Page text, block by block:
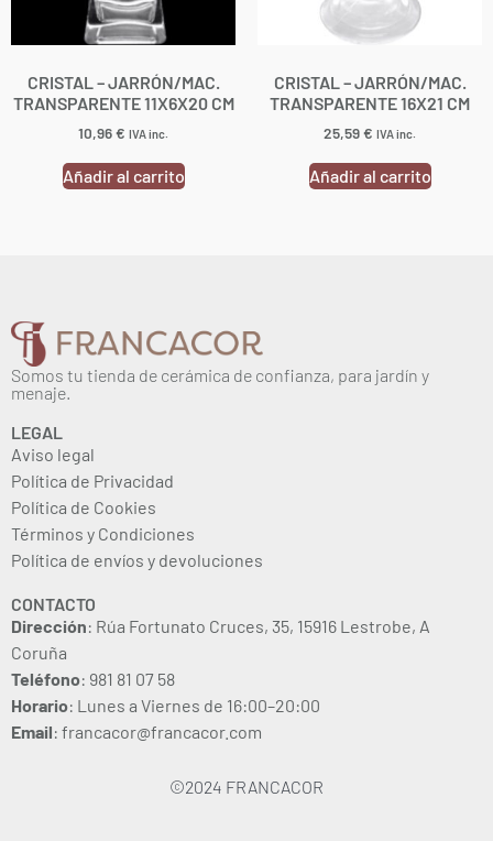
CRISTAL – JARRÓN/MAC.
TRANSPARENTE 11X6X20 CM
10,96€ IVA inc.
Añadir al carrito
CRISTAL – JARRÓN/MAC.
TRANSPARENTE 16X21 CM
25,59€ IVA inc.
Añadir al carrito
Somos tu tienda de cerámica de confianza, para jardín y
menaje.
LEGAL
Aviso legal
Política de Privacidad
Política de Cookies
Términos y Condiciones
Política de envíos y devoluciones
CONTACTO
Dirección: Rúa Fortunato Cruces, 35, 15916 Lestrobe, A
Coruña
Teléfono: 981 81 07 58
Horario: Lunes a Viernes de 16:00–20:00
Email: francacor@francacor.com
©2024 FRANCACOR